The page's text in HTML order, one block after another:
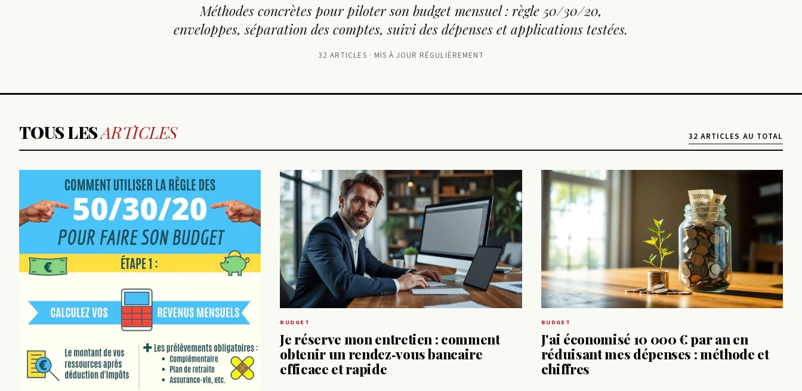
Méthodes concrètes pour piloter son budget mensuel : règle 50/30/20,
enveloppes, séparation des comptes, suivi des dépenses et applications testées.
32 ARTICLES · MIS À JOUR RÉGULIÈREMENT
TOUS LESARTICLES 32 ARTICLES AU TOTAL
BUDGET
Je réserve mon entretien : comment
obtenir un rendez‑vous bancaire
efficace et rapide
BUDGET
J'ai économisé 10 000 € par an en
réduisant mes dépenses : méthode et
chiffres